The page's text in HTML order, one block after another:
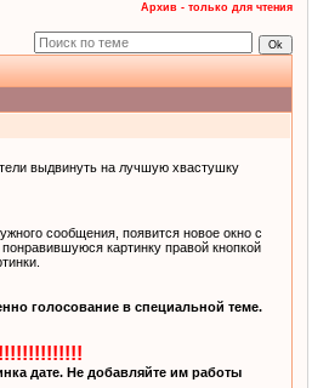
Архив - только для чтения
выдвинуть на лучшую хвастушку
сообщения, появится новое окно с
картинку правой кнопкой
голосование в специальной теме.
дате. Не добавляйте им работы